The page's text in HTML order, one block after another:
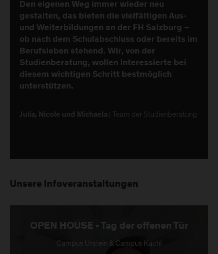
Den eigenen Weg immer wieder neu
gestalten, das bieten die vielfältigen Aus-
und Weiterbildungen an der FH Salzburg –
ob nach dem Schulabschluss oder bereits im
Berufsleben stehend. Wir, von der
Studienberatung, wollen Interessierte bei
diesem wichtigen Schritt bestmöglich
unterstützen.
Julia, Nicole und Michaela | Team der Studienberatung
Unsere Infoveranstaltungen
OPEN HOUSE - Tag der offenen Tür
Campus Urstein & Campus Kuchl